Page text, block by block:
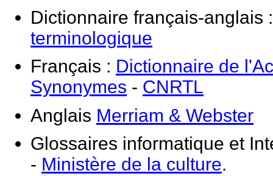
Dictionnaire français-anglais
terminologique
Français : Dictionnaire de
Synonymes - CNRTL
Anglais Merriam & Webster
Glossaires informatique et
- Ministère de la culture.